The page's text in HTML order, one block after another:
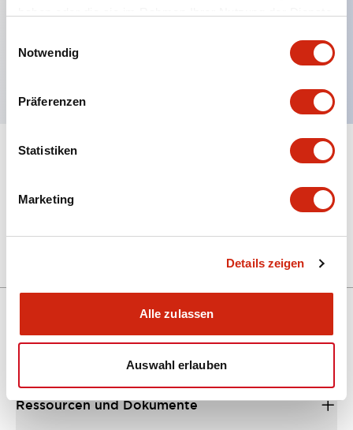
Notwendig
Präferenzen
Statistiken
Marketing
Details zeigen
Alle zulassen
Auswahl erlauben
Alle erweitern+
Mechanical Specifications
Other Specifications
Unterstützung
Ressourcen und Dokumente